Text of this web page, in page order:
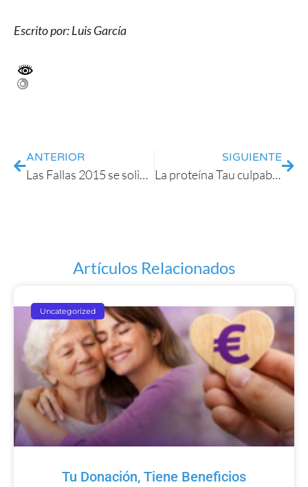
Escrito por: Luis García
ANTERIOR
Las Fallas 2015 se solidarizan con el Alzheimer
SIGUIENTE
La proteína Tau culpable de la enfermedad de Alzheimer
Artículos Relacionados
Uncategorized
Tu Donación, Tiene Beneficios